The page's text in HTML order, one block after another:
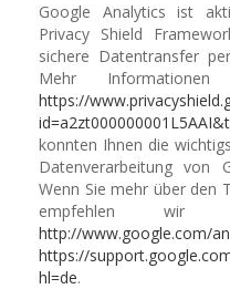
Google Analytics ist
Privacy Shield
sichere Datentransfer
Mehr
https://
konnten Ihnen die
Datenverarbeitung von
Wenn Sie mehr über den
empfehlen wir
http://www.google.com/
https://
hl=de.